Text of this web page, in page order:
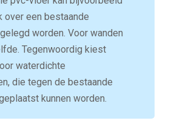
over een bestaande
worden. Voor wanden
Tegenwoordig kiest
waterdichte
die tegen de bestaande
kunnen worden.